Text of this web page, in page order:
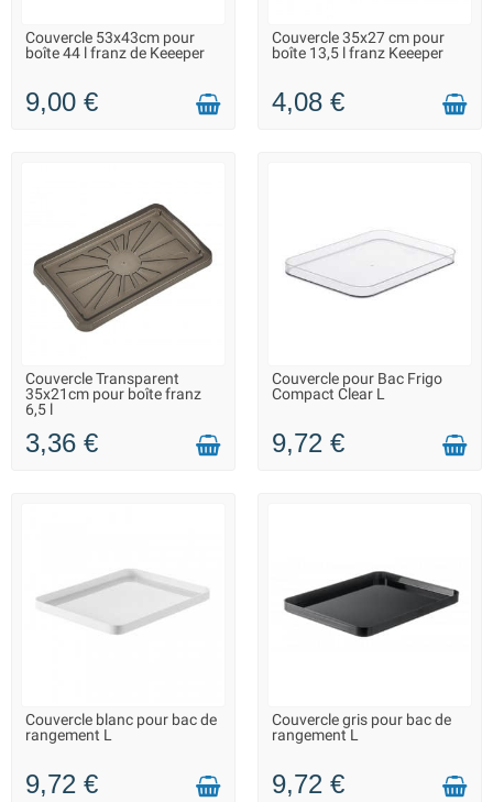
LIVRAISON 2 À 3 JOURS
Couvercle 53x43cm pour
boîte 44 l franz de Keeeper
9,00 €
LIVRAISON 2 À 3 JOURS
Couvercle 35x27 cm pour
boîte 13,5 l franz Keeeper
4,08 €
LIVRAISON 2 À 3 JOURS
Couvercle Transparent
35x21cm pour boîte franz
6,5 l
3,36 €
LIVRAISON 2 À 3 JOURS
Couvercle pour Bac Frigo
Compact Clear L
9,72 €
LIVRAISON 2 À 3 JOURS
Couvercle blanc pour bac de
rangement L
9,72 €
LIVRAISON 2 À 3 JOURS
Couvercle gris pour bac de
rangement L
9,72 €